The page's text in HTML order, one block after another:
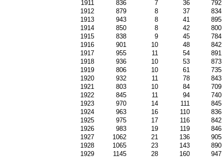
1911
836 7 36
792
1912
879 8 37
834
1913
943 8 41
895
1914
850 8 42
800
1915
838 9 45
784
1916
901 10 48
842
1917
955 11 54
891
1918
936 10 53
873
1919
806 10 61
735
1920
932 11 78
843
1921
803 10 84
709
1922
845 11 94
740
1923
970 14 111
845
1924
963 16 110
836
1925
975 17 116
842
1926
983 19 119
846
1927
1062 21 136
905
1928
1065 23 143
890
1929
1145 28 160 947